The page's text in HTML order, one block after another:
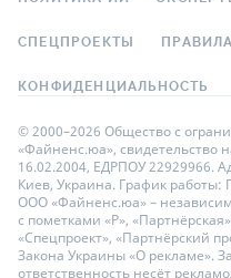
СПЕЦПРОЕКТЫ
КОНФИДЕНЦИАЛЬНОСТЬ
© 2000–2026 Общество с
«Файненс.юа», свидетельство
16.02.2004, ЕДРПОУ 22929966.
Киев, Украина. График работы:
ООО «Файненс.юа» –
с пометками «Р»,
«Спецпроект», «Партнёрский
Закона Украины «О рекламе».
ответственность несёт